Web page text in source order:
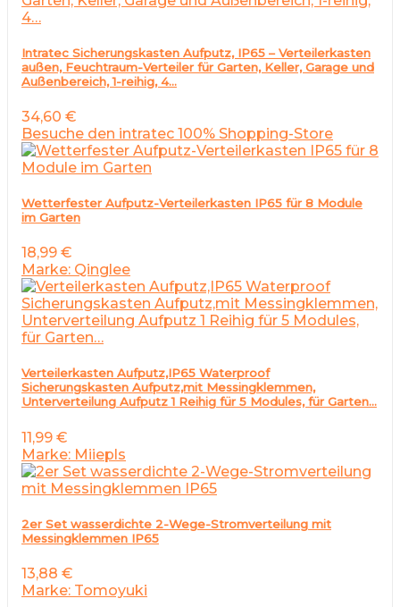
Intratec Sicherungskasten Aufputz, IP65 – Verteilerkasten
außen, Feuchtraum-Verteiler für Garten, Keller, Garage und
Außenbereich, 1-reihig, 4…
34,60 €
Besuche den intratec 100% Shopping-Store
Wetterfester Aufputz-Verteilerkasten IP65 für 8 Module
im Garten
18,99 €
Marke: Qinglee
Verteilerkasten Aufputz,IP65 Waterproof
Sicherungskasten Aufputz,mit Messingklemmen,
Unterverteilung Aufputz 1 Reihig für 5 Modules, für Garten…
11,99 €
Marke: Miiepls
2er Set wasserdichte 2-Wege-Stromverteilung mit
Messingklemmen IP65
13,88 €
Marke: Tomoyuki